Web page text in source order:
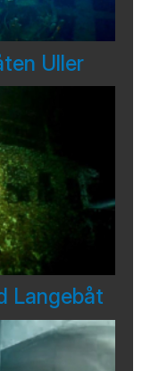
Uller
Langebåt